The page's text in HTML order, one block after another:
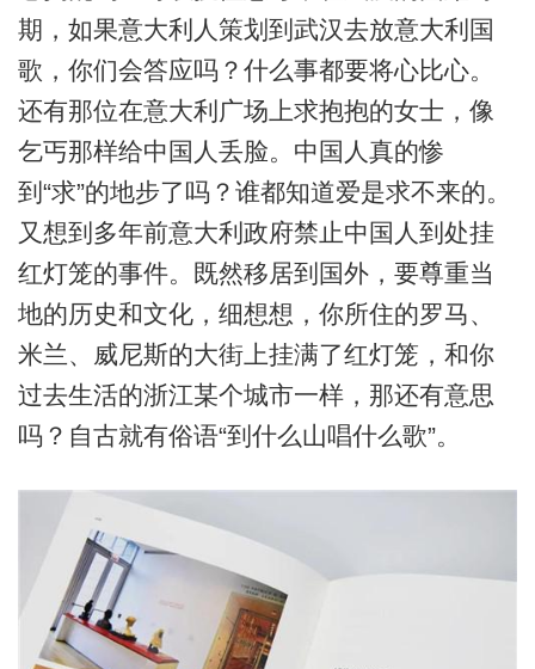
期，如果意大利人策划到武汉去放意大利国
歌，你们会答应吗？什么事都要将心比心。
还有那位在意大利广场上求抱抱的女士，像
乞丐那样给中国人丢脸。中国人真的惨
到“求”的地步了吗？谁都知道爱是求不来的。
又想到多年前意大利政府禁止中国人到处挂
红灯笼的事件。既然移居到国外，要尊重当
地的历史和文化，细想想，你所住的罗马、
米兰、威尼斯的大街上挂满了红灯笼，和你
过去生活的浙江某个城市一样，那还有意思
吗？自古就有俗语“到什么山唱什么歌”。